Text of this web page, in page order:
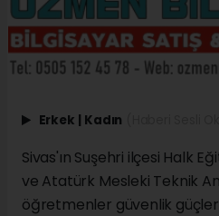
Erkek | Kadın
Sivas'ın Suşehri ilçesi Halk
ve Atatürk Mesleki Teknik
öğretmenler güvenlik güçleri